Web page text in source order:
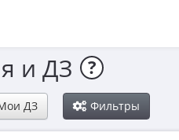
и ДЗ ?
ДЗ Фильтры